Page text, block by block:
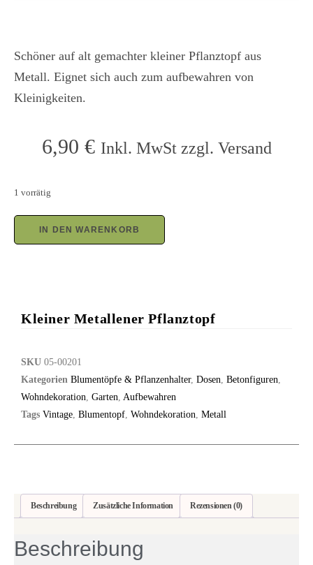
Schöner auf alt gemachter kleiner Pflanztopf aus
Metall. Eignet sich auch zum aufbewahren von
Kleinigkeiten.
6,90 € Inkl. MwSt zzgl. Versand
1 vorrätig
IN DEN WARENKORB
Kleiner Metallener Pflanztopf
SKU 05-00201
Kategorien Blumentöpfe & Pflanzenhalter, Dosen Betonfiguren
Wohndekoration Garten Aufbewahren
Tags Vintage Blumentopf Wohndekoration Metall
Beschreibung Zusätzliche Information Rezensionen (0)
Beschreibung